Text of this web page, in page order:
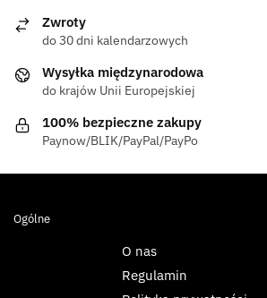
Zwroty
do 30 dni kalendarzowych
Wysyłka międzynarodowa
do krajów Unii Europejskiej
100% bezpieczne zakupy
Paynow/BLIK/PayPal/PayPo
Ogólne
O nas
Regulamin